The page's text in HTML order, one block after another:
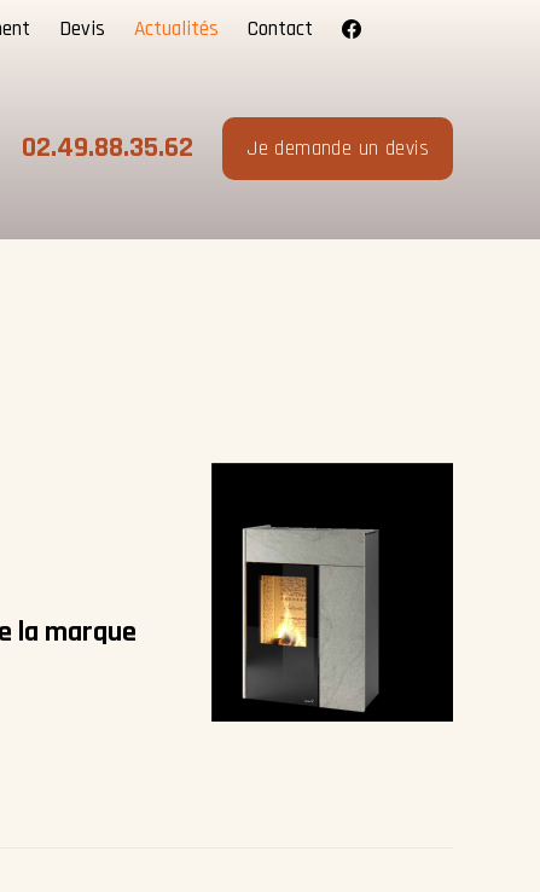
Devis Actualités Contact
02.49.88.35.62 Je demande un devis
la marque